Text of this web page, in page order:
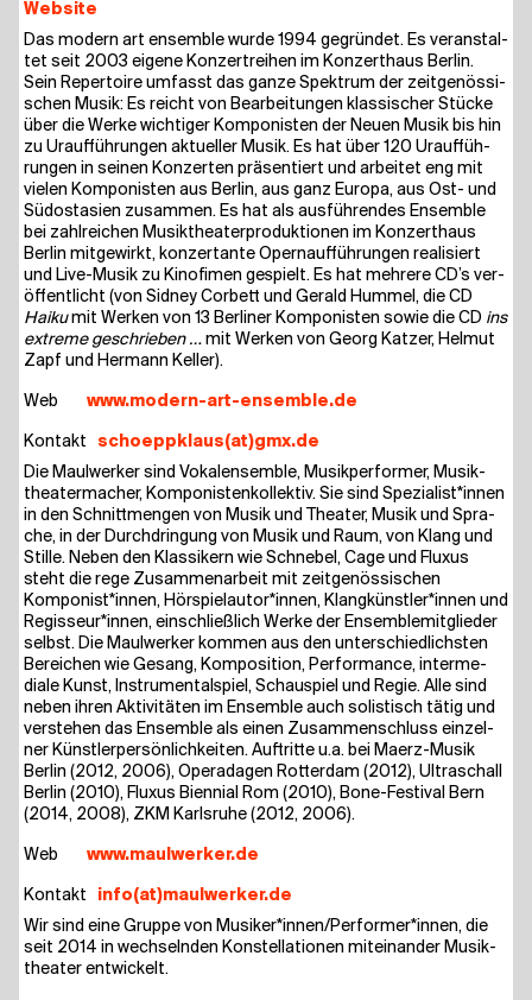
Website
Das modern art ensem­ble wur­de 1994 gegrün­det. Es ver­an­stal­
tet seit 2003 eige­ne Kon­zert­rei­hen im Kon­zert­haus Ber­lin.
Sein Reper­toire umfasst das gan­ze Spek­trum der zeit­ge­nös­si­
schen Musik: Es reicht von Bear­bei­tun­gen klas­si­scher Stü­cke
über die Wer­ke wich­ti­ger Kom­po­nis­ten der Neu­en Musik bis hin
zu Urauf­füh­run­gen aktu­el­ler Musik. Es hat über 120 Urauf­füh­
run­gen in sei­nen Kon­zer­ten prä­sen­tiert und arbei­tet eng mit
vie­len Kom­po­nis­ten aus Ber­lin, aus ganz Euro­pa, aus Ost- und
Süd­ost­asi­en zusam­men. Es hat als aus­füh­ren­des Ensem­ble
bei zahl­rei­chen Musik­thea­ter­pro­duk­tio­nen im Kon­zert­haus
Ber­lin mit­ge­wirkt, kon­zer­tan­te Opern­auf­füh­run­gen rea­li­siert
und Live-Musik zu Kino­fi­men gespielt. Es hat meh­re­re CD’s ver­
öf­fent­licht (von Sid­ney Cor­bett und Gerald Hum­mel, die CD
Hai­kumit Wer­ken von 13 Ber­li­ner Kom­po­nis­ten sowie die CD ins
extre­me geschrie­ben … mit Wer­ken von Georg Kat­zer, Hel­mut
Zapf und Her­mann Keller).
Web www​.modern​-art​-ensem​ble​.de
Kon­takt schoeppklaus(at)gmx.de
Die Maul­wer­ker sind Vokal­ensem­ble, Musik­per­for­mer, Musik­
thea­ter­ma­cher, Kom­po­nis­ten­kol­lek­tiv. Sie sind Spezialist*innen
in den Schnitt­men­gen von Musik und Thea­ter, Musik und Spra­
che, in der Durch­drin­gung von Musik und Raum, von Klang und
Stil­le. Neben den Klas­si­kern wie Schne­bel, Cage und Flu­xus
steht die rege Zusam­men­ar­beit mit zeit­ge­nös­si­schen
Komponist*innen, Hörspielautor*innen, Klangkünstler*innen und
Regisseur*innen, ein­schließ­lich Wer­ke der Ensem­ble­mit­glie­der
selbst. Die Maul­wer­ker kom­men aus den unter­schied­lichs­ten
Berei­chen wie Gesang, Kom­po­si­ti­on, Per­for­mance, inter­me­
dia­le Kunst, Instru­men­tal­spiel, Schau­spiel und Regie. Alle sind
neben ihren Akti­vi­tä­ten im Ensem­ble auch solis­tisch tätig und
ver­ste­hen das Ensem­ble als einen Zusam­men­schluss ein­zel­
ner Künst­ler­per­sön­lich­kei­ten. Auf­trit­te u.a. bei Maerz-Musik
Ber­lin (2012, 2006), Ope­ra­da­gen Rot­ter­dam (2012), Ultra­schall
Ber­lin (2010), Flu­xus Bien­ni­al Rom (2010), Bone-Fes­ti­val Bern
(2014, 2008), ZKM Karls­ru­he (2012, 2006).
Web www​.maul​wer​ker​.de
Kon­takt info(at)maulwerker.de
Wir sind eine Grup­pe von Musiker*innen/Performer*innen, die
seit 2014 in wech­seln­den Kon­stel­la­tio­nen mit­ein­an­der Musik­
thea­ter entwickelt.